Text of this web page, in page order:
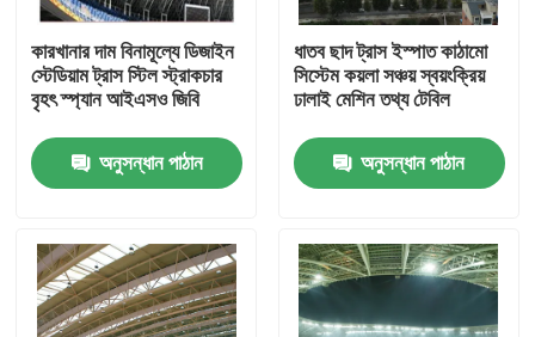
বাড়ি
পণ্য
আমাদের সম্পর্কে
কারখানার দাম বিনামূল্যে ডিজাইন
স্টেডিয়াম ট্রাস স্টিল স্ট্রাকচার
বৃহৎ স্প্যান আইএসও জিবি
অনুসন্ধান পাঠান
ধাতব ছাদ ট্রাস ইস্পাত কাঠামো
সিস্টেম কয়লা সঞ্চয় স্বয়ংক্রিয়
ঢালাই মেশিন তথ্য টেবিল
অনুসন্ধান পাঠান